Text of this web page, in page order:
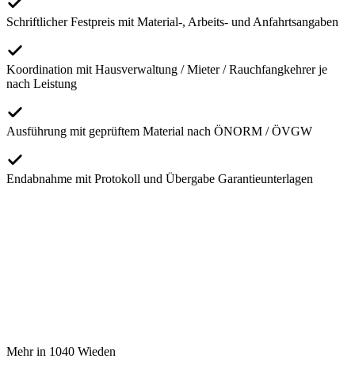
Schriftlicher Festpreis mit Material-, Arbeits- und Anfahrtsangaben
Koordination mit Hausverwaltung / Mieter / Rauchfangkehrer je
nach Leistung
Ausführung mit geprüftem Material nach ÖNORM / ÖVGW
Endabnahme mit Protokoll und Übergabe Garantieunterlagen
Mehr in 1040 Wieden